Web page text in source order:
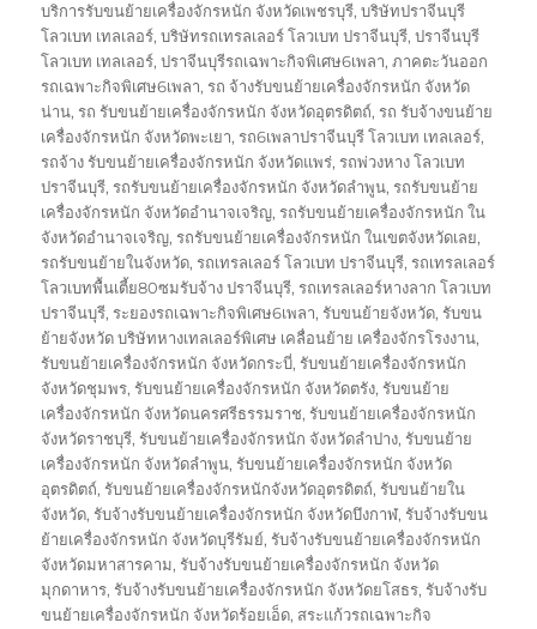
บริการรับขนย้ายเครื่องจักรหนัก จังหวัดเพชรบุรี,บริษัทปราจีนบุรี
โลวเบท เทลเลอร์,บริษัทรถเทรลเลอร์ โลวเบท ปราจีนบุรี,ปราจีนบุรี
โลวเบท เทลเลอร์,ปราจีนบุรีรถเฉพาะกิจพิเศษ6เพลา,ภาคตะวันออก
รถเฉพาะกิจพิเศษ6เพลา,รถ จ้างรับขนย้ายเครื่องจักรหนัก จังหวัด
น่าน,รถ รับขนย้ายเครื่องจักรหนัก จังหวัดอุตรดิตถ์,รถ รับจ้างขนย้าย
เครื่องจักรหนัก จังหวัดพะเยา,รถ6เพลาปราจีนบุรี โลวเบท เทลเลอร์,
รถจ้าง รับขนย้ายเครื่องจักรหนัก จังหวัดแพร่,รถพ่วงหาง โลวเบท
ปราจีนบุรี,รถรับขนย้ายเครื่องจักรหนัก จังหวัดลำพูน,รถรับขนย้าย
เครื่องจักรหนัก จังหวัดอำนาจเจริญ,รถรับขนย้ายเครื่องจักรหนัก ใน
จังหวัดอำนาจเจริญ,รถรับขนย้ายเครื่องจักรหนัก ในเขตจังหวัดเลย,
รถรับขนย้ายในจังหวัด,รถเทรลเลอร์ โลวเบท ปราจีนบุรี,รถเทรลเลอร์
โลวเบทพื้นเตี้ย80ซมรับจ้าง ปราจีนบุรี,รถเทรลเลอร์หางลาก โลวเบท
ปราจีนบุรี,ระยองรถเฉพาะกิจพิเศษ6เพลา,รับขนย้ายจังหวัด,รับขน
ย้ายจังหวัด บริษัทหางเทลเลอร์พิเศษ เคลื่อนย้าย เครื่องจักรโรงงาน,
รับขนย้ายเครื่องจักรหนัก จังหวัดกระบี่,รับขนย้ายเครื่องจักรหนัก
จังหวัดชุมพร,รับขนย้ายเครื่องจักรหนัก จังหวัดตรัง,รับขนย้าย
เครื่องจักรหนัก จังหวัดนครศรีธรรมราช,รับขนย้ายเครื่องจักรหนัก
จังหวัดราชบุรี,รับขนย้ายเครื่องจักรหนัก จังหวัดลำปาง,รับขนย้าย
เครื่องจักรหนัก จังหวัดลำพูน,รับขนย้ายเครื่องจักรหนัก จังหวัด
อุตรดิตถ์,รับขนย้ายเครื่องจักรหนักจังหวัดอุตรดิตถ์,รับขนย้ายใน
จังหวัด,รับจ้างรับขนย้ายเครื่องจักรหนัก จังหวัดบึงกาฬ,รับจ้างรับขน
ย้ายเครื่องจักรหนัก จังหวัดบุรีรัมย์,รับจ้างรับขนย้ายเครื่องจักรหนัก
จังหวัดมหาสารคาม,รับจ้างรับขนย้ายเครื่องจักรหนัก จังหวัด
มุกดาหาร,รับจ้างรับขนย้ายเครื่องจักรหนัก จังหวัดยโสธร,รับจ้างรับ
ขนย้ายเครื่องจักรหนัก จังหวัดร้อยเอ็ด, สระแก้วรถเฉพาะกิจ